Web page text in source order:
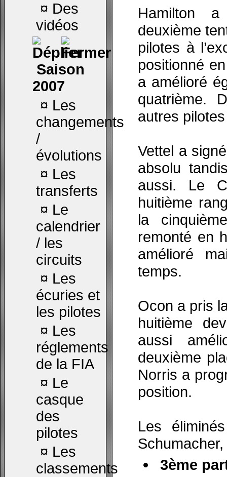
¤ Des
vidéos
Saison
2007
¤ Les
changements
/
évolutions
¤ Les
transferts
¤ Le
calendrier
/ les
circuits
¤ Les
écuries et
les pilotes
¤ Les
réglements
de la FIA
¤ Le
casque
des
pilotes
¤ Les
classements
Hamilton
deuxième
pilotes à
positionné
a amélioré
quatrième.
autres
Vettel a
absolu
aussi. Le
huitième
la
remonté en
amélioré
temps.
Ocon a pris
huitième
aussi
deuxième
Norris a
position.
Les
3ème